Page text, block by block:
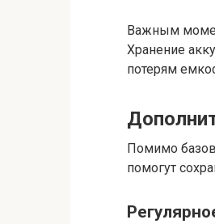
Важным
Хранение
потерям
Помимо
помогут